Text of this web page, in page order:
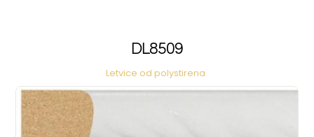
DL8509
Letvice od polystirena